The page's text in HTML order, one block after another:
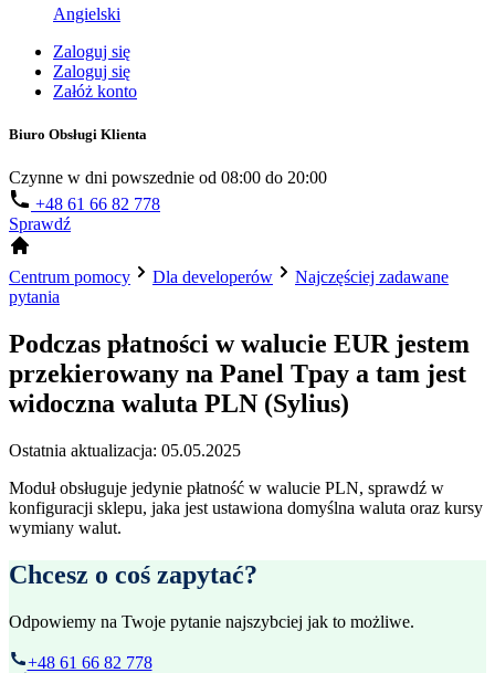
Angielski
Zaloguj się
Zaloguj się
Załóż konto
Biuro Obsługi Klienta
Czynne w dni powszednie od 08:00 do 20:00
+48 61 66 82 778
Sprawdź
Centrum pomocy Dla developerów
Najczęściej zadawane
pytania
Podczas płatności w walucie EUR jestem
przekierowany na Panel Tpay a tam jest
widoczna waluta PLN (Sylius)
Ostatnia aktualizacja: 05.05.2025
Moduł obsługuje jedynie płatność w walucie PLN, sprawdź w
konfiguracji sklepu, jaka jest ustawiona domyślna waluta oraz kursy
wymiany walut.
Chcesz o coś zapytać?
Odpowiemy na Twoje pytanie najszybciej jak to możliwe.
+48 61 66 82 778